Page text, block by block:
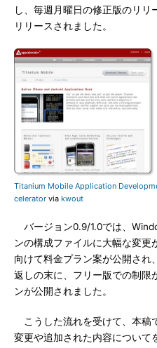
し、毎週月曜日の修正版のリリ
リリースされました。
Titanium Mobile Application
celerator via kwout
バージョン0.9/1.0では、
ンの構成ファイルに大幅な変更
向けて料金プラン案が公開され
返しの末に、フリー版での制限
ンが公開されました。
こうした流れを受けて、本稿
変更や追加された内容について